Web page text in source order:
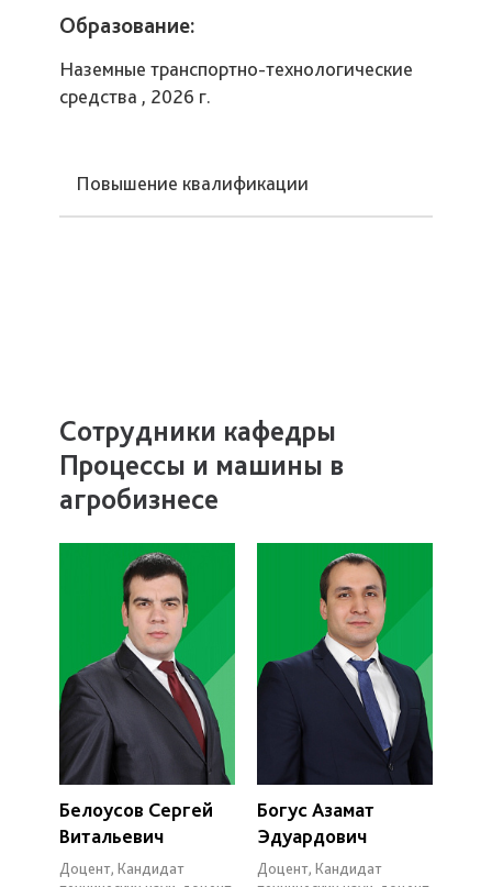
Образование:
Наземные транспортно-технологические
средства , 2026 г.
Повышение квалификации
Сотрудники кафедры
Процессы и машины в
агробизнесе
Белоусов Сергей
Витальевич
Доцент, Кандидат
Богус Азамат
Эдуардович
Доцент, Кандидат